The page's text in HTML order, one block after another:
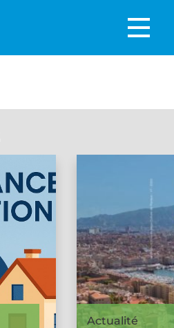
Actualité